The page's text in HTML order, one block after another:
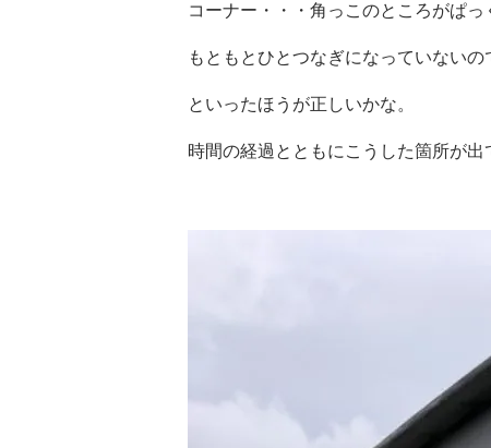
コーナー・・・角っこのところがぱっ
もともとひとつなぎになっていない
といったほうが正しいかな。
時間の経過とともにこうした箇所が出